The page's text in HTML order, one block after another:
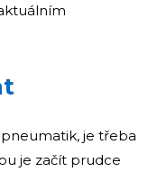
je třeba
je začít prudce